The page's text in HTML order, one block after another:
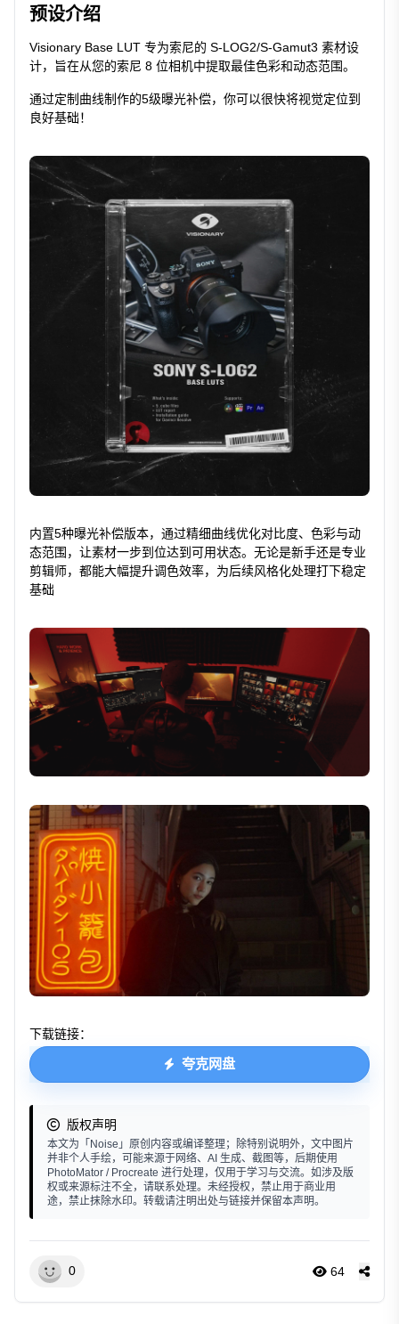
预设介绍
Visionary Base LUT 专为索尼的 S-LOG2/S-Gamut3 素材设
计，旨在从您的索尼 8 位相机中提取最佳色彩和动态范围。
通过定制曲线制作的5级曝光补偿，你可以很快将视觉定位到
良好基础！
内置5种曝光补偿版本，通过精细曲线优化对比度、色彩与动
态范围，让素材一步到位达到可用状态。无论是新手还是专业
剪辑师，都能大幅提升调色效率，为后续风格化处理打下稳定
基础
下载链接：
夸克网盘
版权声明
本文为「Noise」原创内容或编译整理；除特别说明外，文中图片
并非个人手绘，可能来源于网络、AI 生成、截图等，后期使用
PhotoMator / Procreate 进行处理，仅用于学习与交流。如涉及版
权或来源标注不全，请联系处理。未经授权，禁止用于商业用
途，禁止抹除水印。转载请注明出处与链接并保留本声明。
0 64